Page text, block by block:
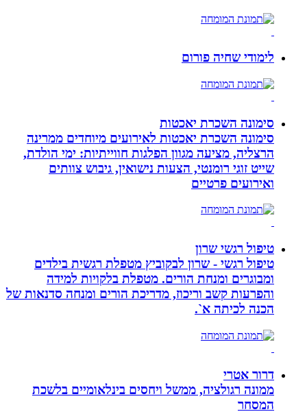
לימודי שחיה פורום
סימונה השכרת יאכטות
סימונה השכרת יאכטות לאירועים מיוחדים ממרינה
הרצליה, מציעה מגוון הפלגות חווייתיות: ימי הולדת,
שייט זוגי רומנטי, הצעות נישואין, גיבוש צוותים
ואירועים פרטיים
טיפול רגשי שרון
טיפול רגשי - שרון לבקוביץ מטפלת רגשית בילדים
ומבוגרים ומנחת הורים. מטפלת בלקויות למידה
והפרעות קשב וריכוז, מדריכת הורים ומנחה סדנאות של
הכנה לכיתה א`.
דרור אטרי
ממונה רגולציה, ממשל ויחסים בינלאומיים בלשכת
המסחר